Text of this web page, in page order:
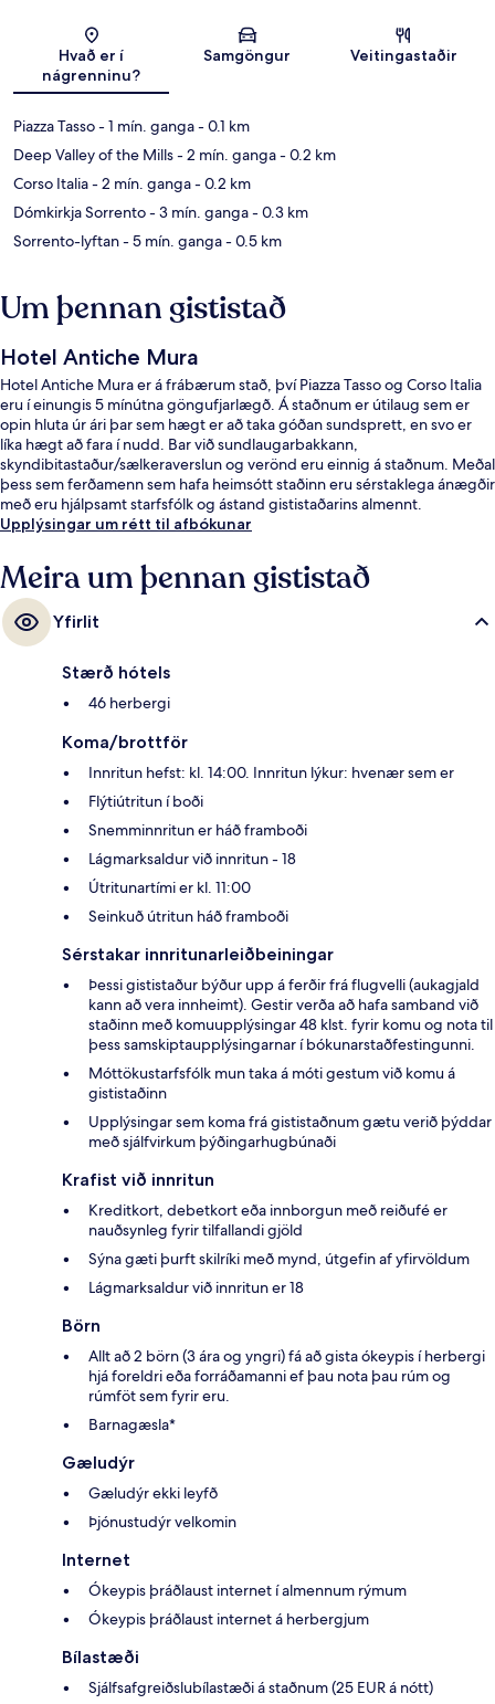
Kort
Hvað er í
nágrenninu?
Samgöngur Veitingastaðir
Piazza Tasso- 1 mín. ganga- 0.1 km
Deep Valley of the Mills- 2 mín. ganga- 0.2 km
Corso Italia- 2 mín. ganga- 0.2 km
Dómkirkja Sorrento- 3 mín. ganga- 0.3 km
Sorrento-lyftan- 5 mín. ganga- 0.5 km
Um þennan gististað
Hotel Antiche Mura
Hotel Antiche Mura er á frábærum stað, því Piazza Tasso og Corso Italia
eru í einungis 5 mínútna göngufjarlægð. Á staðnum er útilaug sem er
opin hluta úr ári þar sem hægt er að taka góðan sundsprett, en svo er
líka hægt að fara í nudd. Bar við sundlaugarbakkann,
skyndibitastaður/sælkeraverslun og verönd eru einnig á staðnum. Meðal
þess sem ferðamenn sem hafa heimsótt staðinn eru sérstaklega ánægðir
með eru hjálpsamt starfsfólk og ástand gististaðarins almennt.
Upplýsingar um rétt til afbókunar
Meira um þennan gististað
Yfirlit
Stærð hótels
46 herbergi
Koma/brottför
Innritun hefst: kl. 14:00. Innritun lýkur: hvenær sem er
Flýtiútritun í boði
Snemminnritun er háð framboði
Lágmarksaldur við innritun - 18
Útritunartími er kl. 11:00
Seinkuð útritun háð framboði
Sérstakar innritunarleiðbeiningar
Þessi gististaður býður upp á ferðir frá flugvelli (aukagjald
kann að vera innheimt). Gestir verða að hafa samband við
staðinn með komuupplýsingar 48 klst. fyrir komu og nota til
þess samskiptaupplýsingarnar í bókunarstaðfestingunni.
Móttökustarfsfólk mun taka á móti gestum við komu á
gististaðinn
Upplýsingar sem koma frá gististaðnum gætu verið þýddar
með sjálfvirkum þýðingarhugbúnaði
Krafist við innritun
Kreditkort, debetkort eða innborgun með reiðufé er
nauðsynleg fyrir tilfallandi gjöld
Sýna gæti þurft skilríki með mynd, útgefin af yfirvöldum
Lágmarksaldur við innritun er 18
Börn
Allt að 2 börn (3 ára og yngri) fá að gista ókeypis í herbergi
hjá foreldri eða forráðamanni ef þau nota þau rúm og
rúmföt sem fyrir eru.
Barnagæsla*
Gæludýr
Gæludýr ekki leyfð
Þjónustudýr velkomin
Internet
Ókeypis þráðlaust internet í almennum rýmum
Ókeypis þráðlaust internet á herbergjum
Bílastæði
Sjálfsafgreiðslubílastæði á staðnum (25 EUR á nótt)